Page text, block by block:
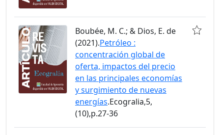
Boubée, M. C.; & Dios, E. de
(2021).Petróleo :
concentración global de
oferta, impactos del precio
en las principales economías
y surgimiento de nuevas
energías.Ecogralia,5,
(10),p.27-36